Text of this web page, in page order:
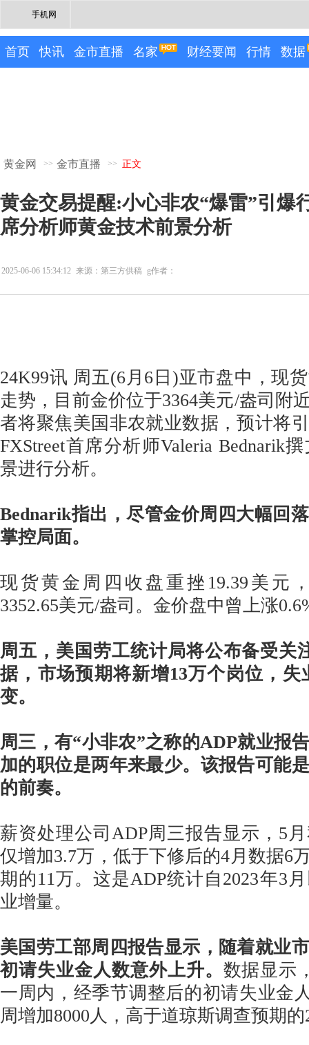
手机网
首页 快讯 金市直播 名家 财经要闻 行情 数据
黄金网 >> 金市直播 >> 正文
黄金交易提醒:小心非农“爆雷”引爆
席分析师黄金技术前景分析
2025-06-06 15:34:12 来源：第三方供稿 g作者：
24K99讯 周五(6月6日)亚市盘中，现
走势，目前金价位于3364美元/盎司附
者将聚焦美国非农就业数据，预计将
FXStreet首席分析师Valeria Bednarik
景进行分析。
Bednarik指出，尽管金价周四大幅回
掌控局面。
现货黄金周四收盘重挫19.39美元
3352.65美元/盎司。金价盘中曾上涨
周五，美国劳工统计局将公布备受关
据，市场预期将新增13万个岗位，失
变。
周三，有“小非农”之称的ADP就业报
加的职位是两年来最少。该报告可能
的前奏。
薪资处理公司ADP周三报告显示，5
仅增加3.7万，低于下修后的4月数据6
期的11万。这是ADP统计自2023年3
业增量。
美国劳工部周四报告显示，随着就业
初请失业金人数意外上升。 数据显示
一周内，经季节调整后的初请失业金
周增加8000人，高于道琼斯调查预期的